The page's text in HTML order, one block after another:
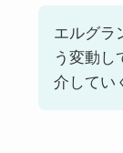
エルグラ
う変動し
介してい